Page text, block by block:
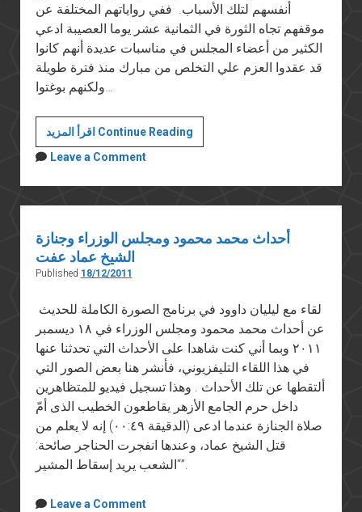
أنفسهم لتلك الأسباب. ففي رواياتهم المختلفة عن
موقفهم تجاه الثورة في الثمانية عشر يوما العصيبة ادعي
الكثير من أعضاء المجلس في مناسبات عديدة أنهم كانوا
قد عقدوا العزم علي التخلص من مبارك منذ فترة طويلة
ولكنهم بوغتوا…
اقرأ المزيد Continue Readingضحايا
الثورة:
ولي
النعم
Leave a Comment
أحداث محمد محمود ومجلس الوزراء وجنازة
الشيخ عماد عفت
Published 18/12/2011
عن أحداث محمد محمود ومجلس الوزراء في ١٨ ديسمبر
٢٠١١ وبما أني كنت شاهدا على الأحداث التي تحدثنا عنها
في هذا اللقاء التليفزيوني، فأنشر هنا بعض الصور التي
ألتقطها عن تلك الأحداث . وهذا تسجيل فيديو للمتظاهرين
داخل حرم الجامع الأزهر يقاطعون الخطيب الذى أمّ
صلاة الجنازة عندما ادعى (الدقيقة ٠٠:٤٩) إنه لا يعلم من
قتل الشيخ عماد، وعندها انفجرت الحناجر صائحة:
“الشعب يريد إسقاط المشير”.
Leave a Comment